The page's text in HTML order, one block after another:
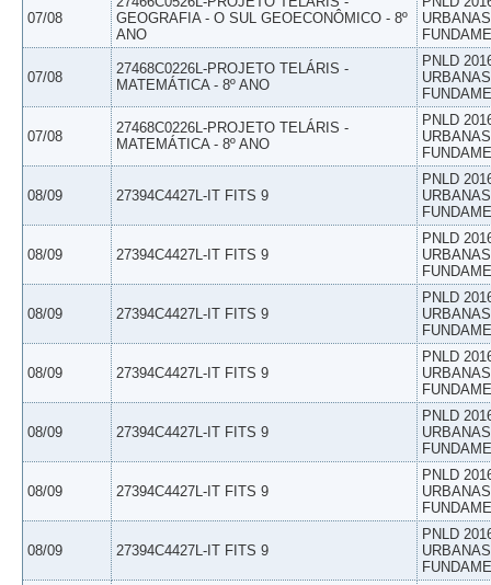
07/08
GEOGRAFIA - O SUL GEOECONÔMICO - 8º
ANO
07/08
27468C0226L-PROJETO TELÁRIS -
MATEMÁTICA - 8º ANO
PNLD
07/08
27468C0226L-PROJETO TELÁRIS -
MATEMÁTICA - 8º ANO
PNLD
08/09 27394C4427L-IT FITS 9
PNLD
08/09 27394C4427L-IT FITS 9
PNLD
08/09 27394C4427L-IT FITS 9
PNLD
08/09 27394C4427L-IT FITS 9
PNLD
08/09 27394C4427L-IT FITS 9
PNLD
08/09 27394C4427L-IT FITS 9
PNLD
08/09 27394C4427L-IT FITS 9
PNLD